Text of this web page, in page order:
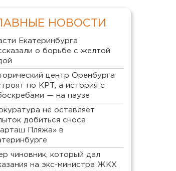
НОВОСТИ
Екатеринбурга
о борьбе с желтой
центр Оренбурга
по КРТ, а история с
— на паузе
не оставляет
добиться сноса
Пляжа» в
чиновник, который дал
на экс-министра ЖКХ